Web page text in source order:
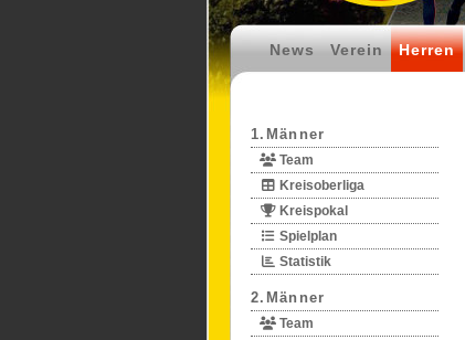
News Verein Herren
1.Männer
Team
Kreisoberliga
Kreispokal
Spielplan
Statistik
2.Männer
Team